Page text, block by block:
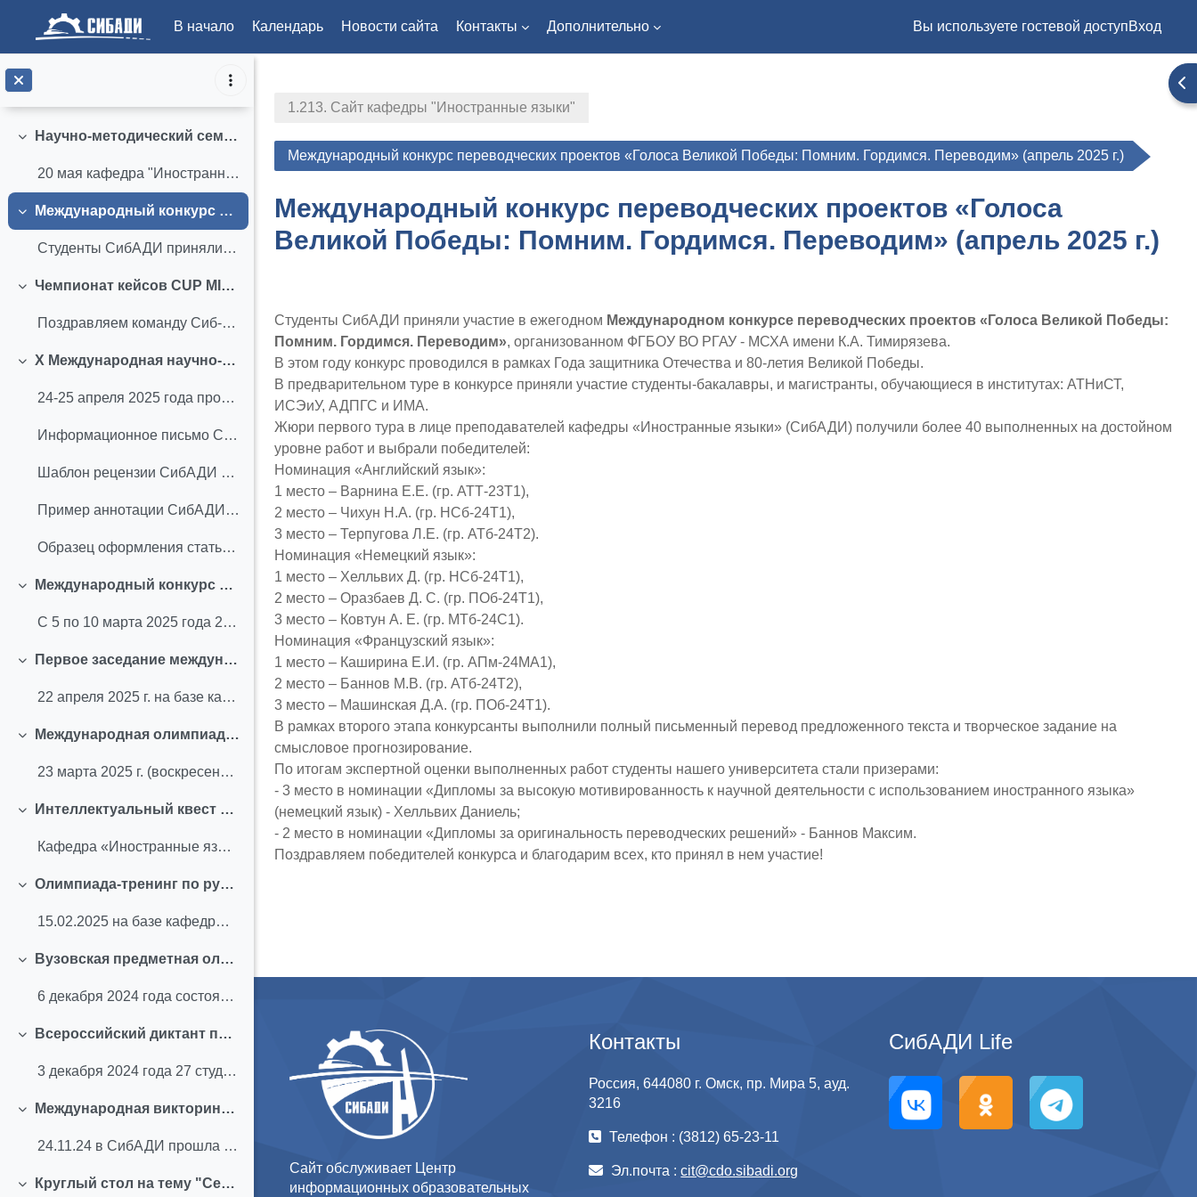
В начало Календарь Новости сайта Контакты Дополнительно Вы используете гостевой доступВход
Текст и медиа
Свернуть
Свернуть
Научно-методический семинар с участием студентов по теме "Подготовка публичной научно-популярной лекции" (май 2025 г.)
20 мая кафедра "Иностранные языки" СибАДИ провела ...
Свернуть
Международный конкурс переводческих проектов «Голоса Великой Победы: Помним. Гордимся. Переводим» (апрель 2025 г.)
Студенты СибАДИ приняли участие в ежегодном Междун...
Свернуть
Чемпионат кейсов CUP MISIS CASE (апрель 2025 г.)
Поздравляем команду Сиб-ДВИЖ с успешным прохождени...
Свернуть
X Международная научно-практическая конференция (апрель 2025 г.)
24-25 апреля 2025 года прошла X международная науч...
Информационное письмо СибАДИ 2025
Шаблон рецензии СибАДИ 2025
Пример аннотации СибАДИ 2025
Образец оформления статьи СибАДИ 2025
Свернуть
Международный конкурс эссе на английском и немецком языках “Я, моя профессия и будущее моей страны” (март 2025 г.)
С 5 по 10 марта 2025 года 20 студентов СибАДИ прин...
Свернуть
Первое заседание международного студенческого клуба на тему «Патриотизм – это … »
22 апреля 2025 г. на базе кафедры «Иностранные язы...
Свернуть
Международная олимпиада "Одна страна, одна судьба" (март 2025 г.)
23 марта 2025 г. (воскресенье), в 13:00 (омское вр...
Свернуть
Интеллектуальный квест "Дело о пропавших словах" (февраль 2025 г.)
Кафедра «Иностранные языки» СибАДИ приглашает выпу...
Свернуть
Олимпиада-тренинг по русскому и английскому языкам (февраль 2025 г.)
15.02.2025 на базе кафедры "Иностранные языки" сос...
Свернуть
Вузовская предметная олимпиада по английскому и русскому языкам (декабрь 2024 г.)
6 декабря 2024 года состоялась Предметная олимпиад...
Свернуть
Всероссийский диктант по английскому языку (декабрь 2024 г.)
3 декабря 2024 года 27 студентов СибАДИ приняли уч... (копия)
Свернуть
Международная викторина «Образы бабушки и дедушки в зарубежной и русской литературе» (ноябрь 2024 г.)
24.11.24 в СибАДИ прошла IV Международная онлайн в...
Свернуть
Круглый стол на тему "Семья - ближайшее и самое дорогое для нас Отечество" (октябрь 2024 г.)
1.213. Сайт кафедры "Иностранные языки"
Международный конкурс переводческих проектов «Голоса Великой Победы: Помним. Гордимся. Переводим» (апрель 2025 г.)
Международный конкурс переводческих проектов «Голоса
Великой Победы: Помним. Гордимся. Переводим» (апрель 2025 г.)
Студенты СибАДИ приняли участие в ежегодном Международном конкурсе переводческих проектов «Голоса Великой Победы:
Помним. Гордимся. Переводим», организованном ФГБОУ ВО РГАУ - МСХА имени К.А. Тимирязева.
В этом году конкурс проводился в рамках Года защитника Отечества и 80-летия Великой Победы.
В предварительном туре в конкурсе приняли участие студенты-бакалавры, и магистранты, обучающиеся в институтах: АТНиСТ,
ИСЭиУ, АДПГС и ИМА.
Жюри первого тура в лице преподавателей кафедры «Иностранные языки» (СибАДИ) получили более 40 выполненных на достойном
уровне работ и выбрали победителей:
Номинация «Английский язык»:
1 место – Варнина Е.Е. (гр. АТТ-23Т1),
2 место – Чихун Н.А. (гр. НСб-24Т1),
3 место – Терпугова Л.Е. (гр. АТб-24Т2).
Номинация «Немецкий язык»:
1 место – Хелльвих Д. (гр. НСб-24Т1),
2 место – Оразбаев Д. С. (гр. ПОб-24Т1),
3 место – Ковтун А. Е. (гр. МТб-24С1).
Номинация «Французский язык»:
1 место – Каширина Е.И. (гр. АПм-24МА1),
2 место – Баннов М.В. (гр. АТб-24Т2),
3 место – Машинская Д.А. (гр. ПОб-24Т1).
В рамках второго этапа конкурсанты выполнили полный письменный перевод предложенного текста и творческое задание на
смысловое прогнозирование.
По итогам экспертной оценки выполненных работ студенты нашего университета стали призерами:
- 3 место в номинации «Дипломы за высокую мотивированность к научной деятельности с использованием иностранного языка»
(немецкий язык) - Хелльвих Даниель;
- 2 место в номинации «Дипломы за оригинальность переводческих решений» - Баннов Максим.
Поздравляем победителей конкурса и благодарим всех, кто принял в нем участие!
Сайт обслуживает Центр
информационных образовательных
Контакты
Россия, 644080 г. Омск, пр. Мира 5, ауд.
3216
Телефон : (3812) 65-23-11
Эл.почта :cit@cdo.sibadi.org
СибАДИ Life